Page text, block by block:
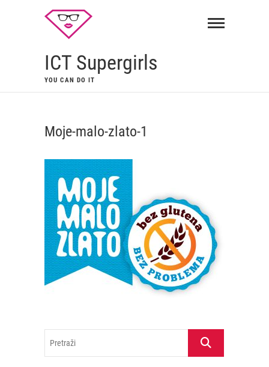
ICT Supergirls
YOU CAN DO IT
Moje-malo-zlato-1
Pretraži